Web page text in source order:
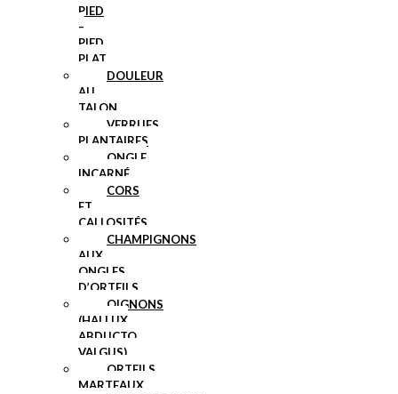
PIED
–
PIED
PLAT
DOULEUR
AU
TALON
VERRUES
PLANTAIRES
ONGLE
INCARNÉ
CORS
ET
CALLOSITÉS
CHAMPIGNONS
AUX
ONGLES
D’ORTEILS
OIGNONS
(HALLUX
ABDUCTO
VALGUS)
ORTEILS
MARTEAUX